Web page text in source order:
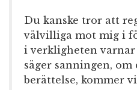
Du kanske tror att
välvilliga mot mig i
i verkligheten varnar
säger sanningen,
berättelse, kommer